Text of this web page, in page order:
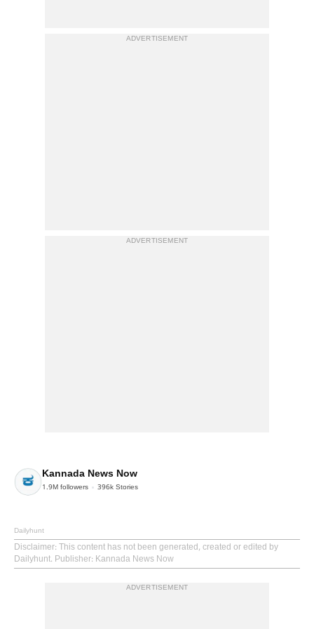
ADVERTISEMENT
ADVERTISEMENT
Kannada News Now
1.9M followers 396k Stories
Dailyhunt
Disclaimer: This content has not been generated, created or edited by
Dailyhunt. Publisher: Kannada News Now
ADVERTISEMENT